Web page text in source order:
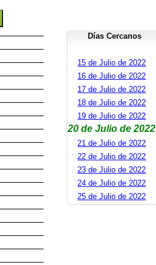
Días Cercanos
15 de Julio de 2022
16 de Julio de 2022
17 de Julio de 2022
18 de Julio de 2022
19 de Julio de 2022
20 de Julio de 2022
21 de Julio de 2022
22 de Julio de 2022
23 de Julio de 2022
24 de Julio de 2022
25 de Julio de 2022